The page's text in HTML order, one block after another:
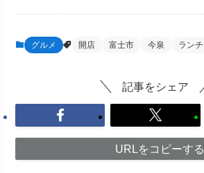
グルメ 開店 富士市 今泉 ランチ
記事をシェア
URLをコピーする